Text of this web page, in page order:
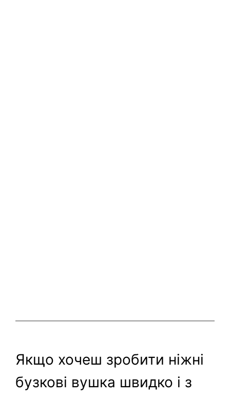
Якщо хочеш зробити ніжні
бузкові вушка швидко і з